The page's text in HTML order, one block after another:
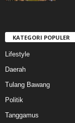
KATEGORI POPULER
Lifestyle
Daerah
Tulang Bawang
Politik
Tanggamus